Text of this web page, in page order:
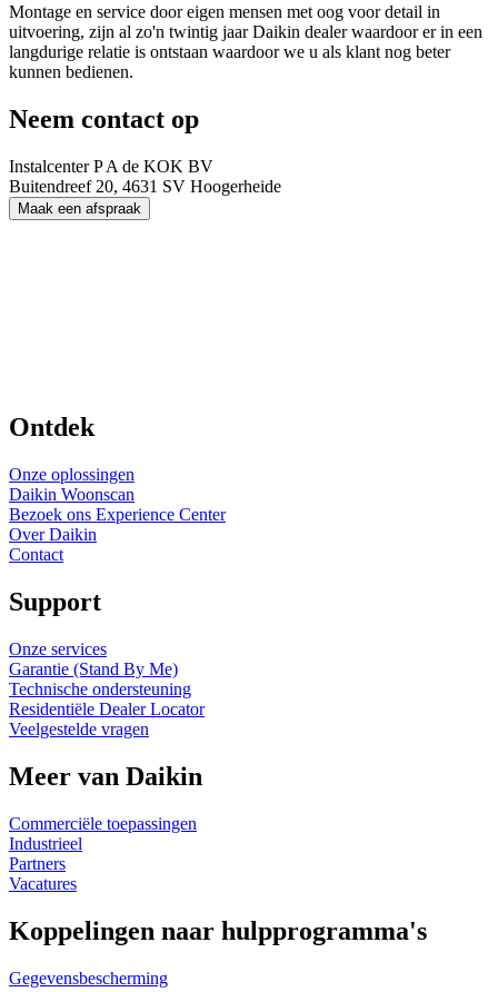
Montage en service door eigen mensen met oog voor detail in
uitvoering, zijn al zo'n twintig jaar Daikin dealer waardoor er in een
langdurige relatie is ontstaan waardoor we u als klant nog beter
kunnen bedienen.
Neem contact op
Instalcenter P A de KOK BV
Buitendreef 20, 4631 SV Hoogerheide
Maak een afspraak
Ontdek
Onze oplossingen
Daikin Woonscan
Bezoek ons Experience Center
Over Daikin
Contact
Support
Onze services
Garantie (Stand By Me)
Technische ondersteuning
Residentiële Dealer Locator
Veelgestelde vragen
Meer van Daikin
Commerciële toepassingen
Industrieel
Partners
Vacatures
Koppelingen naar hulpprogramma's
Gegevensbescherming